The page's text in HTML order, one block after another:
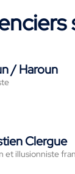
/ Haroun
Clergue
et illusionniste